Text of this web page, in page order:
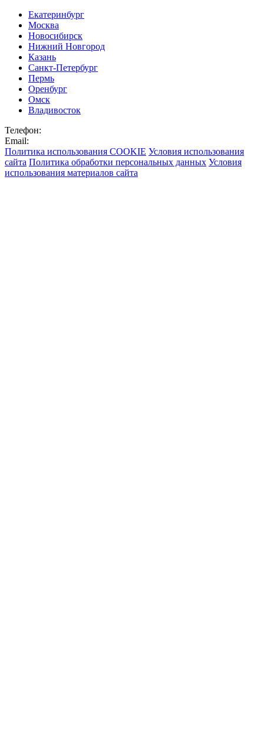
Екатеринбург
Москва
Новосибирск
Нижний Новгород
Казань
Санкт-Петербург
Пермь
Оренбург
Омск
Владивосток
Телефон:
Email:
Политика использования COOKIE Условия использования
сайта Политика обработки персональных данных Условия
использования материалов сайта